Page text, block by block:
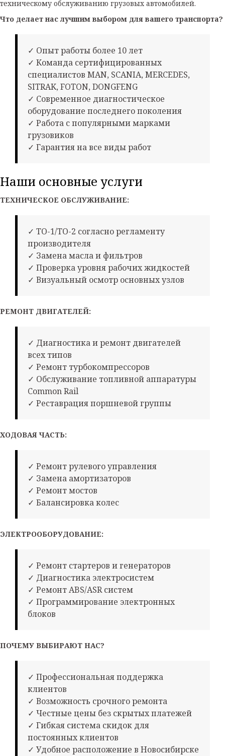
техническому обслуживанию грузовых автомобилей.
Что делает нас лучшим выбором для вашего транспорта?
✓ Опыт работы более 10 лет
✓ Команда сертифицированных
специалистов MAN, SCANIA, MERCEDES,
SITRAK, FOTON, DONGFENG
✓ Современное диагностическое
оборудование последнего поколения
✓ Работа с популярными марками
грузовиков
✓ Гарантия на все виды работ
Наши основные услуги
ТЕХНИЧЕСКОЕ ОБСЛУЖИВАНИЕ:
✓ ТО-1/ТО-2 согласно регламенту
производителя
✓ Замена масла и фильтров
✓ Проверка уровня рабочих жидкостей
✓ Визуальный осмотр основных узлов
РЕМОНТ ДВИГАТЕЛЕЙ:
✓ Диагностика и ремонт двигателей
всех типов
✓ Ремонт турбокомпрессоров
✓ Обслуживание топливной аппаратуры
Common Rail
✓ Реставрация поршневой группы
ХОДОВАЯ ЧАСТЬ:
✓ Ремонт рулевого управления
✓ Замена амортизаторов
✓ Ремонт мостов
✓ Балансировка колес
ЭЛЕКТРООБОРУДОВАНИЕ:
✓ Ремонт стартеров и генераторов
✓ Диагностика электросистем
✓ Ремонт ABS/ASR систем
✓ Программирование электронных
блоков
ПОЧЕМУ ВЫБИРАЮТ НАС?
✓ Профессиональная поддержка
клиентов
✓ Возможность срочного ремонта
✓ Честные цены без скрытых платежей
✓ Гибкая система скидок для
постоянных клиентов
✓ Удобное расположение в Новосибирске